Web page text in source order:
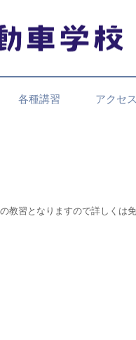
各種講習 アクセ
教習となりますので詳しくは